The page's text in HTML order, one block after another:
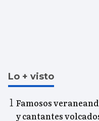
Lo + visto
Famosos
y cantantes